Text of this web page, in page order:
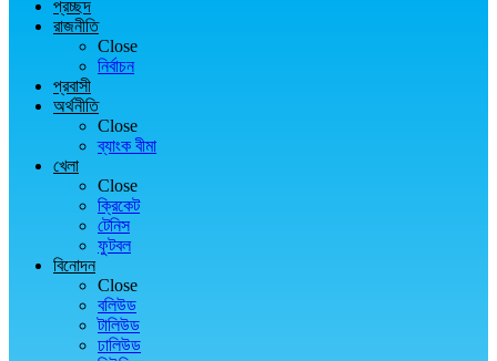
প্রচ্ছদ
রাজনীতি
Close
নির্বাচন
প্রবাসী
অর্থনীতি
Close
ব্যাংক বীমা
খেলা
Close
ক্রিকেট
টেনিস
ফুটবল
বিনোদন
Close
বলিউড
টালিউড
ঢালিউড